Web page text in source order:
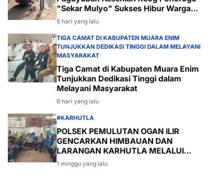
"Sekar Mulyo" Sukses Hibur Warga
Desa Payabakal
5 hari yang lalu
TIGA CAMAT DI KABUPATEN MUARA ENIM
TUNJUKKAN DEDIKASI TINGGI DALAM MELAYANI
MASYARAKAT
Tiga Camat di Kabupaten Muara Enim
Tunjukkan Dedikasi Tinggi dalam
Melayani Masyarakat
6 hari yang lalu
#KARHUTLA
POLSEK PEMULUTAN OGAN ILIR
GENCARKAN HIMBAUAN DAN
LARANGAN KARHUTLA MELALUI
PROGRAM TSKD (TOURING SAMBANG
KE DESA-DESA
1 minggu yang lalu